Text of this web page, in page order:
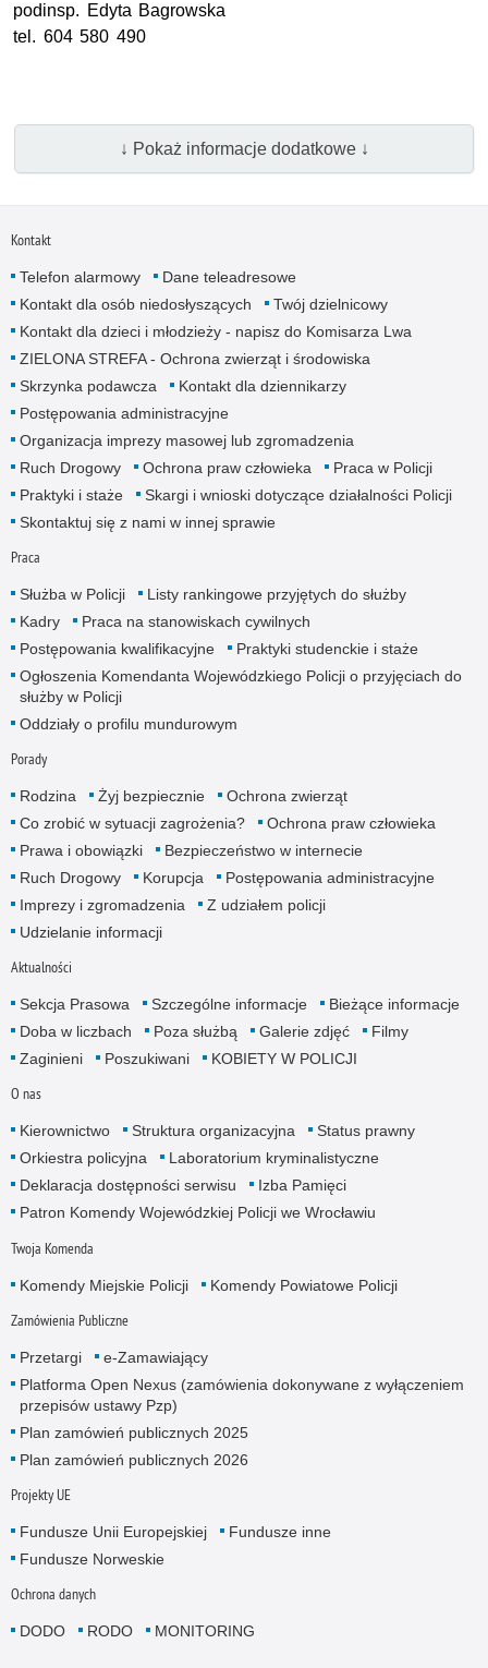
podinsp. Edyta Bagrowska
tel. 604 580 490
↓ Pokaż informacje dodatkowe ↓
Kontakt
Telefon alarmowy
Dane teleadresowe
Kontakt dla osób niedosłyszących
Twój dzielnicowy
Kontakt dla dzieci i młodzieży - napisz do Komisarza Lwa
ZIELONA STREFA - Ochrona zwierząt i środowiska
Skrzynka podawcza
Kontakt dla dziennikarzy
Postępowania administracyjne
Organizacja imprezy masowej lub zgromadzenia
Ruch Drogowy
Ochrona praw człowieka
Praca w Policji
Praktyki i staże
Skargi i wnioski dotyczące działalności Policji
Skontaktuj się z nami w innej sprawie
Praca
Służba w Policji
Listy rankingowe przyjętych do służby
Kadry
Praca na stanowiskach cywilnych
Postępowania kwalifikacyjne
Praktyki studenckie i staże
Ogłoszenia Komendanta Wojewódzkiego Policji o przyjęciach do
służby w Policji
Oddziały o profilu mundurowym
Porady
Rodzina Żyj bezpiecznie
Ochrona zwierząt
Co zrobić w sytuacji zagrożenia?
Ochrona praw człowieka
Prawa i obowiązki
Bezpieczeństwo w internecie
Ruch Drogowy
Korupcja
Postępowania administracyjne
Imprezy i zgromadzenia
Z udziałem policji
Udzielanie informacji
Aktualności
Sekcja Prasowa Szczególne informacje
Bieżące informacje
Doba w liczbach
Poza służbą Galerie zdjęć
Filmy
Zaginieni
Poszukiwani KOBIETY W POLICJI
O nas
Kierownictwo Struktura organizacyjna
Status prawny
Orkiestra policyjna
Laboratorium kryminalistyczne
Deklaracja dostępności serwisu
Izba Pamięci
Patron Komendy Wojewódzkiej Policji we Wrocławiu
Twoja Komenda
Komendy Miejskie Policji Komendy Powiatowe Policji
Zamówienia Publiczne
Przetargi
e-Zamawiający
Platforma Open Nexus (zamówienia dokonywane z wyłączeniem
przepisów ustawy Pzp)
Plan zamówień publicznych 2025
Plan zamówień publicznych 2026
Projekty UE
Fundusze Unii Europejskiej
Fundusze inne
Fundusze Norweskie
Ochrona danych
DODO RODO MONITORING